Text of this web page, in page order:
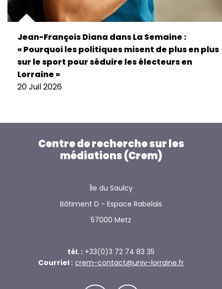
Jean-François Diana dans La Semaine :
« Pourquoi les politiques misent de plus en plus
sur le sport pour séduire les électeurs en
Lorraine »
20 Juil 2026
Centre de recherche sur les
médiations (Crem)
Île du Saulcy
Bâtiment D - Espace Rabelais
57000 Metz
tél. : +33(0)3 72 74 83 35
Courriel : crem-contact@univ-lorraine.fr